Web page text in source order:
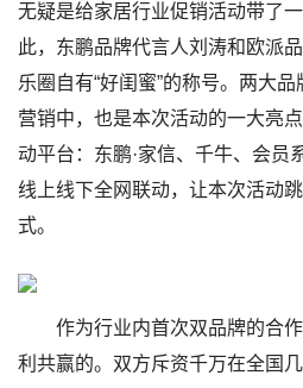
无疑是给家居行业促销活动带了
此，东鹏品牌代言人刘涛和欧派
乐圈自有“好闺蜜”的称号。两大
营销中，也是本次活动的一大亮
动平台：东鹏·家信、千牛、会员
线上线下全网联动，让本次活动
式。
作为行业内首次双品牌的合
利共赢的。双方斥资千万在全国